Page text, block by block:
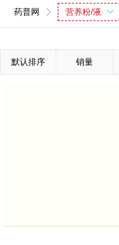
药普网 营养粉/液
默认排序 销量